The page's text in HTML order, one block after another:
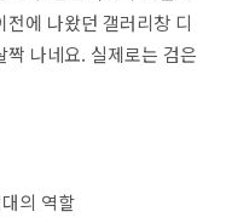
에 나왔던 갤러리창 디
나네요. 실제로는 검은
의 역할